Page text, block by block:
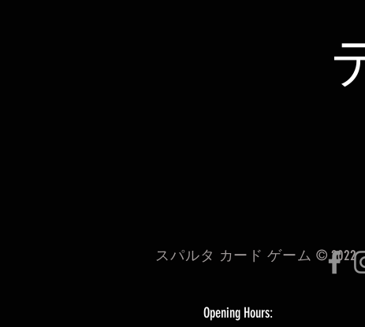
スパルタ カード ゲーム © 2022
Opening Hours: